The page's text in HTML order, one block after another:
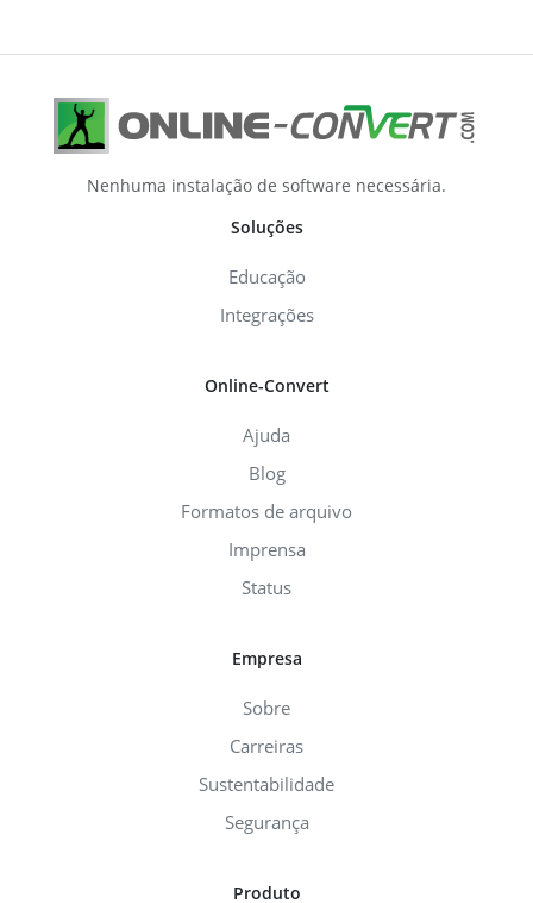
Nenhuma instalação de software necessária.
Soluções
Educação
Integrações
Online-Convert
Ajuda
Blog
Formatos de arquivo
Imprensa
Status
Empresa
Sobre
Carreiras
Sustentabilidade
Segurança
Produto